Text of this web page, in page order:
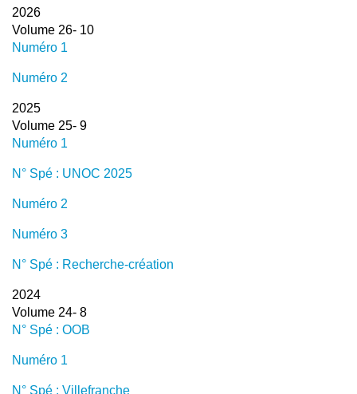
2026
Volume 26- 10
Numéro 1
Numéro 2
2025
Volume 25- 9
Numéro 1
N° Spé : UNOC 2025
Numéro 2
Numéro 3
N° Spé : Recherche-création
2024
Volume 24- 8
N° Spé : OOB
Numéro 1
N° Spé : Villefranche